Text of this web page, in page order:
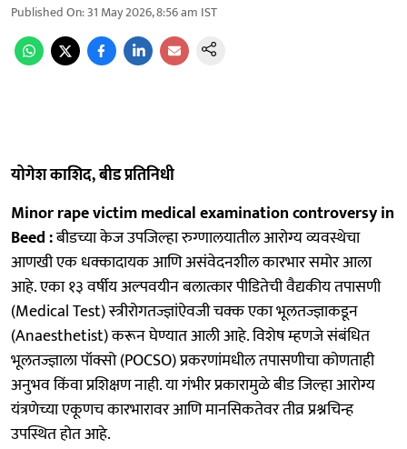
Published On:31 May 2026, 8:56 am IST
योगेश काशिद, बीड प्रतिनिधी
Minor rape victim medical examination controversy in
Beed :बीडच्या केज उपजिल्हा रुग्णालयातील आरोग्य व्यवस्थेचा
आणखी एक धक्कादायक आणि असंवेदनशील कारभार समोर आला
आहे. एका १३ वर्षीय अल्पवयीन बलात्कार पीडितेची वैद्यकीय तपासणी
(Medical Test) स्त्रीरोगतज्ज्ञांऐवजी चक्क एका भूलतज्ज्ञाकडून
(Anaesthetist) करून घेण्यात आली आहे. विशेष म्हणजे संबंधित
भूलतज्ज्ञाला पॉक्सो (POCSO) प्रकरणांमधील तपासणीचा कोणताही
अनुभव किंवा प्रशिक्षण नाही. या गंभीर प्रकारामुळे बीड जिल्हा आरोग्य
यंत्रणेच्या एकूणच कारभारावर आणि मानसिकतेवर तीव्र प्रश्नचिन्ह
उपस्थित होत आहे.